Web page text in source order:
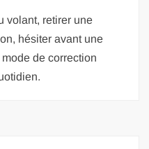
volant, retirer une
hésiter avant une
de correction